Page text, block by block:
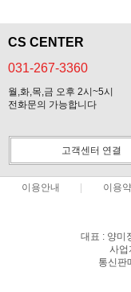
CS CENTER
031-267-3360
월,화,목,금 오후 2시~5시
전화문의 가능합니다
고객센터 연결
이용안내 이용
대표 : 양미
사업
통신판